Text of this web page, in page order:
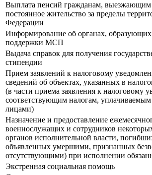
Выплата пенсий гражданам,
постоянное жительство за пределы
Федерации
Информирование об органах,
поддержки МСП
Выдача справок для получения
стипендии
Прием заявлений к налоговому
сведений об объектах, указанных в
(в части приема заявления к налоговому
соответствующим налогам,
лицами)
Назначение и предоставление
военнослужащих и сотрудников
органов исполнительной власти,
объявленных умершими, признанных
отсутствующими) при исполнении
Экстренная социальная помощь